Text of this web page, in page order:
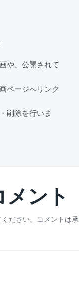
や、公開されて
ページへリンク
削除を行いま
ント
ださい。コメントは